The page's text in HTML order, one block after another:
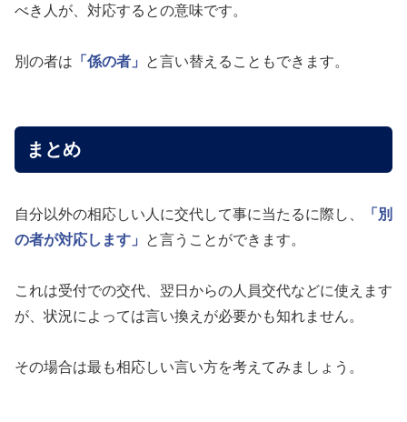
べき人が、対応するとの意味です。
別の者は 「係の者」 と言い替えることもできます。
まとめ
自分以外の相応しい人に交代して事に当たるに際し、
「別
の者が対応します」
と言うことができます。
これは受付での交代、翌日からの人員交代などに使えます
が、状況によっては言い換えが必要かも知れません。
その場合は最も相応しい言い方を考えてみましょう。